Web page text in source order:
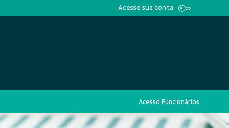
Acesse sua conta
Acesso Funcionários